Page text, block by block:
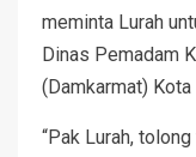
meminta Lurah
Dinas Pemadam
(Damkarmat)
“Pak Lurah,